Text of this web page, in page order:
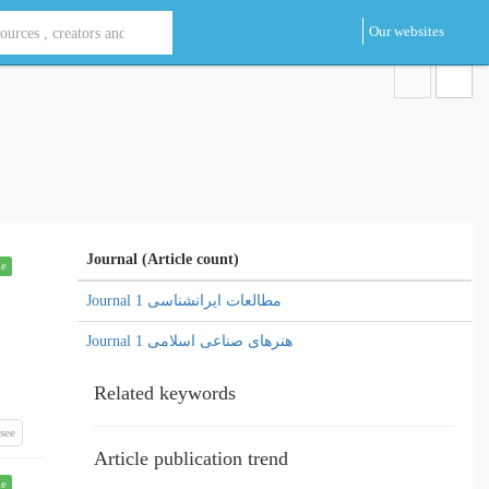
Our websites
Journal (Article count)
Journal مطالعات ایرانشناسی 1
Journal هنرهای صناعی اسلامی 1
Related keywords
Article publication trend